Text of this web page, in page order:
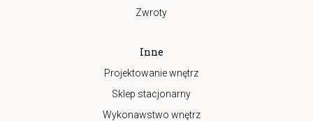
Zwroty
Inne
Projektowanie wnętrz
Sklep stacjonarny
Wykonawstwo wnętrz